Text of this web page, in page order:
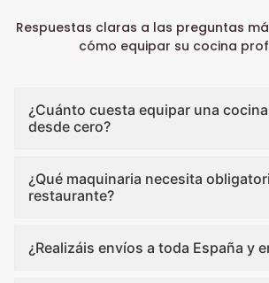
Respuestas claras a las preguntas
cómo equipar su cocina
¿Cuánto cuesta equipar una
desde cero?
¿Qué maquinaria necesita
restaurante?
¿Realizáis envíos a toda España y